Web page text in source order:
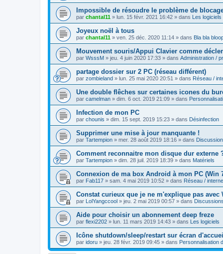
Impossible de résoudre le problème de
par chantal11 » lun. 15 févr. 2021 16:42 » dans Les logiciels
Joyeux noël à tous
par chantal11 » ven. 25 déc. 2020 11:14 » dans Bla bla
Mouvement souris/Appui Clavier comme
par WsssM » jeu. 4 juin 2020 17:33 » dans Administration /
partage dossier sur 2 PC (réseau différent)
par zombieland » lun. 25 mai 2020 20:51 » dans Réseau /
Une double flêches sur certaines icones du
par camelman » dim. 6 oct. 2019 21:09 » dans
Infection de mon PC
par chounis » dim. 15 sept. 2019 15:23 » dans Désinfection
Supprimer une mise à jour manquante !
par Tartempion » mer. 28 août 2019 18:16 » dans
Comment reconnaitre mon disque dur externe
par Tartempion » dim. 28 juil. 2019 18:39 » dans Matériels
Connexion de ma box Android à mon PC (Win
par Fab117 » sam. 4 mai 2019 10:52 » dans Réseau /
Constat curieux que je ne m'explique pas avec
par LolYangccool » jeu. 2 mai 2019 00:57 » dans
Aide pour choisir un abonnement deep freze
par flexi2202 » lun. 11 mars 2019 14:43 » dans Les logiciels
Icône shutdown/sleep/restart sur écran
par idoru » jeu. 28 févr. 2019 09:45 » dans Personnalisation